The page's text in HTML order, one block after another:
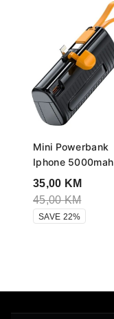
Mini Powerbank
Iphone 5000mah
35,00 KM
45,00KM
SAVE 22%